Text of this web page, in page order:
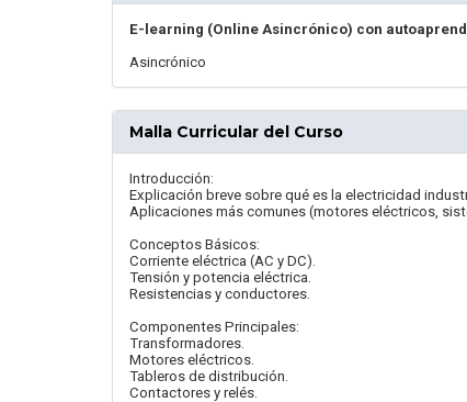
E-learning (Online Asincrónico) con
Asincrónico
Malla Curricular del Curso
Introducción:
Explicación breve sobre qué es la electricidad
Aplicaciones más comunes (motores eléctricos,
Conceptos Básicos:
Corriente eléctrica (AC y DC).
Tensión y potencia eléctrica.
Resistencias y conductores.
Componentes Principales:
Transformadores.
Motores eléctricos.
Tableros de distribución.
Contactores y relés.